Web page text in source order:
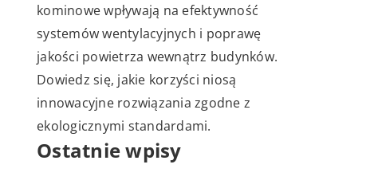
kominowe wpływają na efektywność
systemów wentylacyjnych i poprawę
jakości powietrza wewnątrz budynków.
Dowiedz się, jakie korzyści niosą
innowacyjne rozwiązania zgodne z
ekologicznymi standardami.
Ostatnie wpisy